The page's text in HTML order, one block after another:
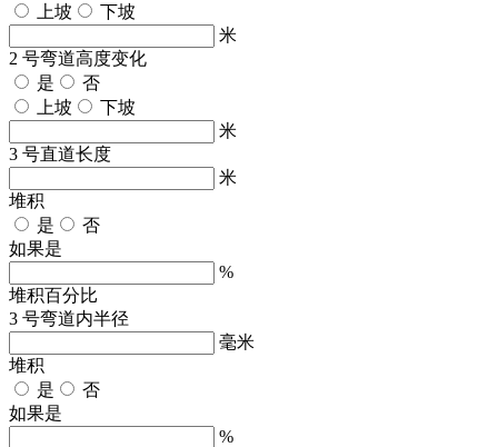
上坡
下坡
米
2 号弯道高度变化
是
否
上坡
下坡
米
3 号直道长度
米
堆积
是
否
如果是
%
堆积百分比
3 号弯道内半径
毫米
堆积
是
否
如果是
%